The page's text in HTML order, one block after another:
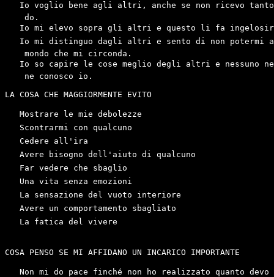
   Io voglio bene agli altri, anche se non ricevo tanto
    do.
   Io mi elevo sopra gli altri e questo li fa
   Io mi distinguo dagli altri e sento di non potermi
    mondo che mi circonda.
   Io so capire le cose meglio degli altri e nessuno ne
    ne conosco io.
LA COSA CHE MAGGIORMENTE EVITO
   Mostrare le mie debolezze
   Scontrarmi con qualcuno
   Cedere all'ira
   Avere bisogno dell'aiuto di qualcuno
   Far vedere che sbaglio
   Una vita senza emozioni
   La sensazione del vuoto interiore
   Avere un comportamento sbagliato
   La fatica del vivere
COSA PENSO SE MI AFFIDANO UN INCARICO IMPORTANTE
   Non mi do pace finché non ho realizzato quanto devo